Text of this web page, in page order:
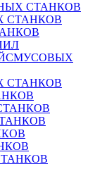
СТАНКОВ
СТАНКОВ
СТАНКОВ